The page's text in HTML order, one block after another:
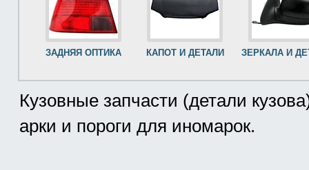
ЗАДНЯЯ ОПТИКА КАПОТ И ДЕТАЛИ ЗЕРКАЛА И
Кузовные запчасти (детали
арки и пороги для иномарок.